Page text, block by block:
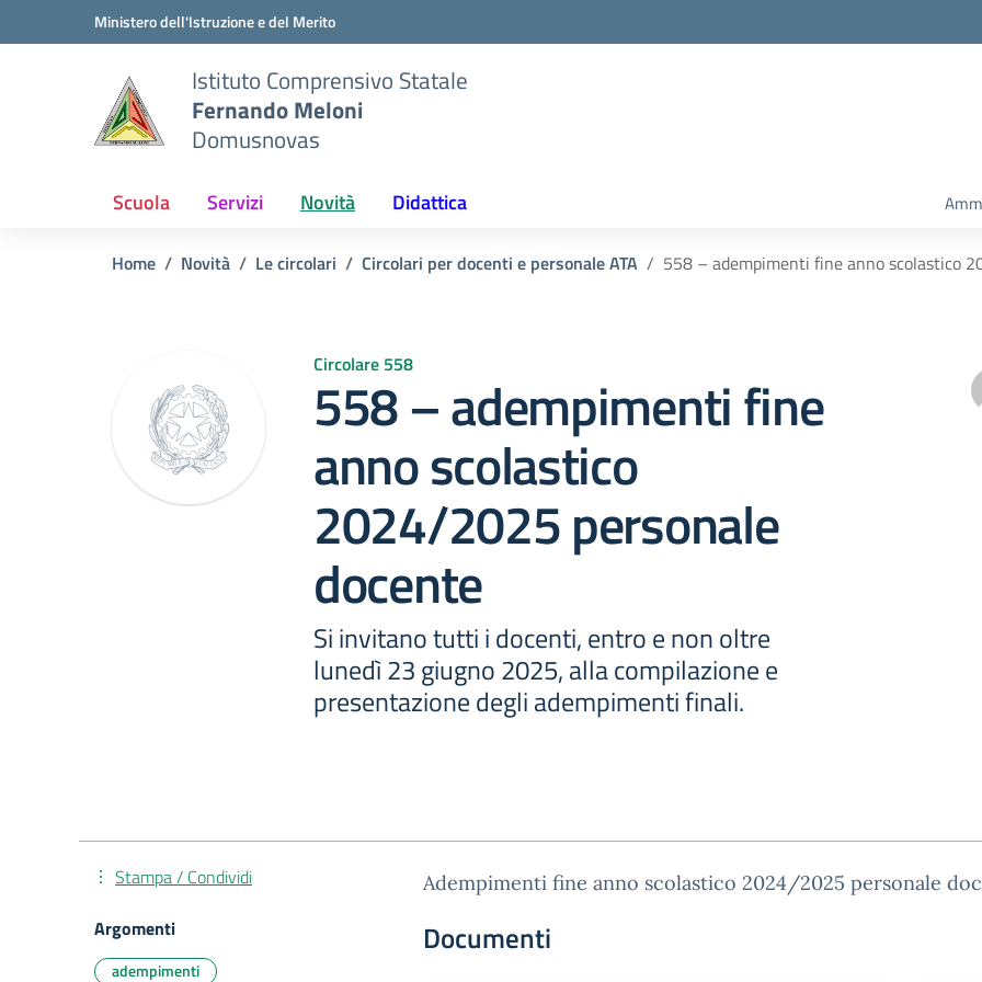
Vai ai contenuti
Vai al menu di navigazioneMinistero dell'Istruzione e del Merito
Istituto Comprensivo Statale
Fernando Meloni
Domusnovas
Scuola Servizi Novità Didattica
Home Novità Le circolari Circolari per docenti e personale ATA 558 – adempimenti fine anno scolastico
Circolare 558
558 – adempimenti fine
anno scolastico
2024/2025 personale
docente
Si invitano tutti i docenti, entro e non oltre
lunedì 23 giugno 2025, alla compilazione e
presentazione degli adempimenti finali.
Adempimenti fine anno scolastico 2024/2025 personale
Documenti
Stampa / Condividi
Argomenti
adempimenti